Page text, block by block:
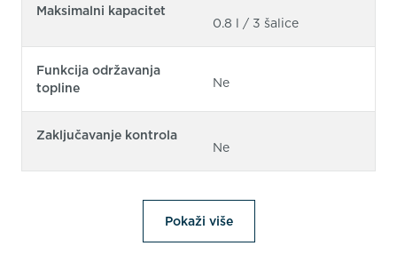
Maksimalni kapacitet
0.8 l / 3 šalice
Funkcija održavanja
topline
Ne
Zaključavanje kontrola
Ne
Pokaži više